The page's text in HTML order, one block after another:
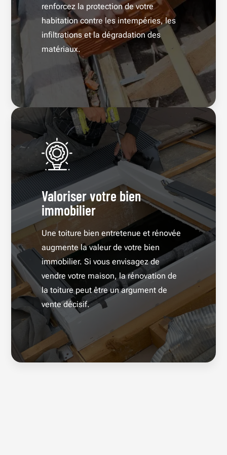
renforcez la protection de votre
habitation contre les intempéries, les
infiltrations et la dégradation des
matériaux.
Valoriser votre bien
immobilier
Une toiture bien entretenue et rénovée
augmente la valeur de votre bien
immobilier. Si vous envisagez de
vendre votre maison, la rénovation de
la toiture peut être un argument de
vente décisif.